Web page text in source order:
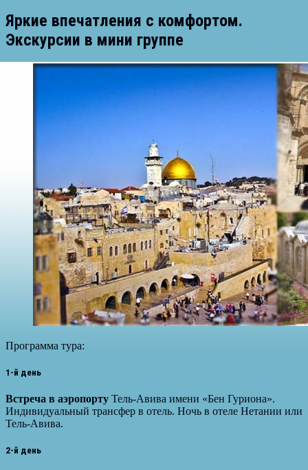
Яркие впечатления с комфортом.
Экскурсии в мини группе
Программа тура:
1-й день
Встреча в аэропорту Тель-Авива имени «Бен Гуриона».
Индивидуальный трансфер в отель. Ночь в отеле Нетании или
Тель-Авива.
2-й день